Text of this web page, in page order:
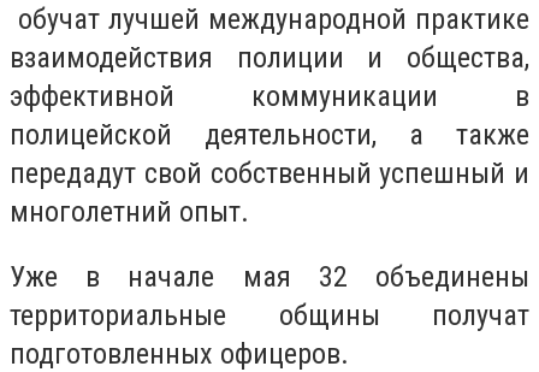
обучат лучшей международной практике
взаимодействия полиции и общества,
эффективной коммуникации в
полицейской деятельности, а также
передадут свой собственный успешный и
многолетний опыт.
Уже в начале мая 32 объединены
территориальные общины получат
подготовленных офицеров.